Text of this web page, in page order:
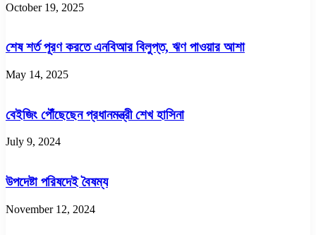
October 19, 2025
শেষ শর্ত পূরণ করতে এনবিআর বিলুপ্ত, ঋণ পাওয়ার আশা
May 14, 2025
বেইজিং পৌঁছেছেন প্রধানমন্ত্রী শেখ হাসিনা
July 9, 2024
উপদেষ্টা পরিষদেই বৈষম্য
November 12, 2024